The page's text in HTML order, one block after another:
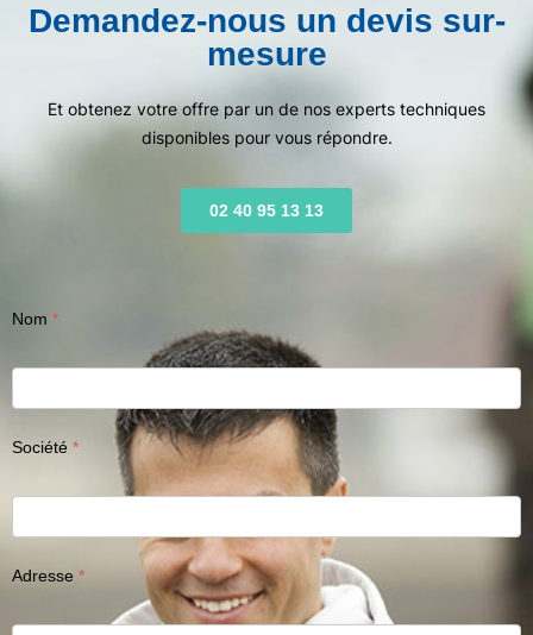
Demandez-nous un devis sur-
mesure
Et obtenez votre offre par un de nos experts techniques
disponibles pour vous répondre.
02 40 95 13 13
Nom
Société
Adresse